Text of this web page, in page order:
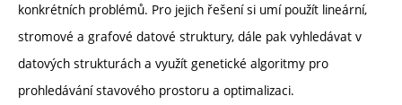
konkrétních problémů. Pro jejich řešení si umí použít lineární,
stromové a grafové datové struktury, dále pak vyhledávat v
datových strukturách a využít genetické algoritmy pro
prohledávání stavového prostoru a optimalizaci.